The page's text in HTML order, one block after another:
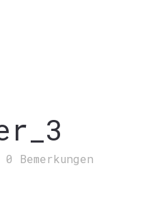
0 Bemerkungen